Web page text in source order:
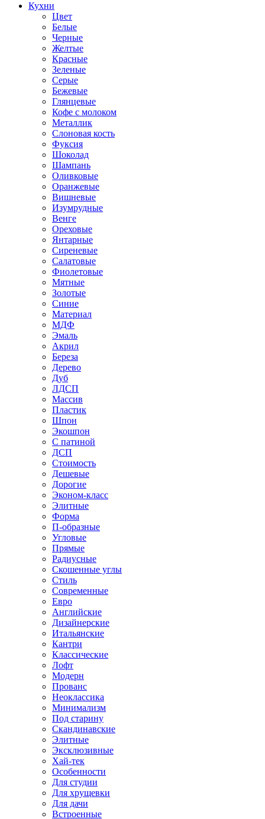
Кухни
Цвет
Белые
Черные
Желтые
Красные
Зеленые
Серые
Бежевые
Глянцевые
Кофе с молоком
Металлик
Слоновая кость
Фуксия
Шоколад
Шампань
Оливковые
Оранжевые
Вишневые
Изумрудные
Венге
Ореховые
Янтарные
Сиреневые
Салатовые
Фиолетовые
Мятные
Золотые
Синие
Материал
МДФ
Эмаль
Акрил
Береза
Дерево
Дуб
ЛДСП
Массив
Пластик
Шпон
Экошпон
С патиной
ДСП
Стоимость
Дешевые
Дорогие
Эконом-класс
Элитные
Форма
П-образные
Угловые
Прямые
Радиусные
Скошенные углы
Стиль
Современные
Евро
Английские
Дизайнерские
Итальянские
Кантри
Классические
Лофт
Модерн
Прованс
Неоклассика
Минимализм
Под старину
Скандинавские
Элитные
Эксклюзивные
Хай-тек
Особенности
Для студии
Для хрущевки
Для дачи
Встроенные